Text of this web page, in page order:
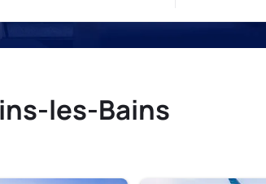
les-Bains